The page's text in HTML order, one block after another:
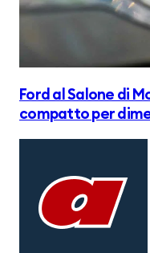
Ford al Salone di
compatto per